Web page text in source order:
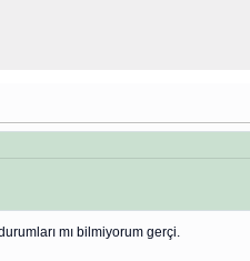
mı bilmiyorum gerçi.